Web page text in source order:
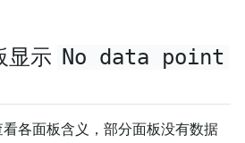
显示 No data point
看各面板含义，部分面板没有数据